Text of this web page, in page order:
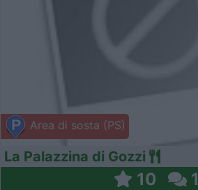
Area di sosta (PS)
La Palazzina di Gozzi
10 1